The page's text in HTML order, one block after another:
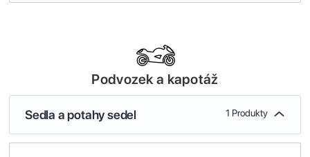
Podvozek a kapotáž
Sedla a potahy sedel 1 Produkty